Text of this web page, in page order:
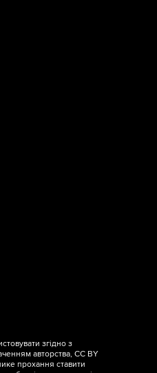
згідно з
авторства, CC BY
прохання ставити